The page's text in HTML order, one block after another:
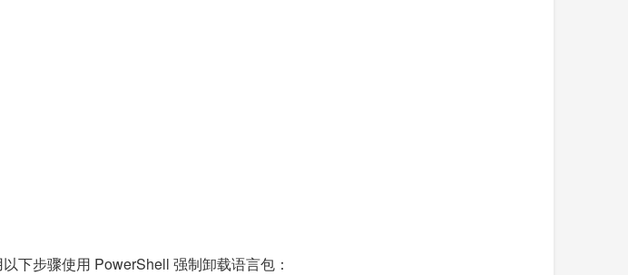
下步骤使用 PowerShell 强制卸载语言包：